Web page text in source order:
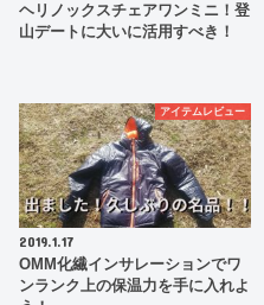
ヘリノックスチェアワンミニ！登
山デートに大いに活用すべき！
アイテムレビュー
2019.1.17
OMM化繊インサレーションでワ
ンランク上の保温力を手に入れよ